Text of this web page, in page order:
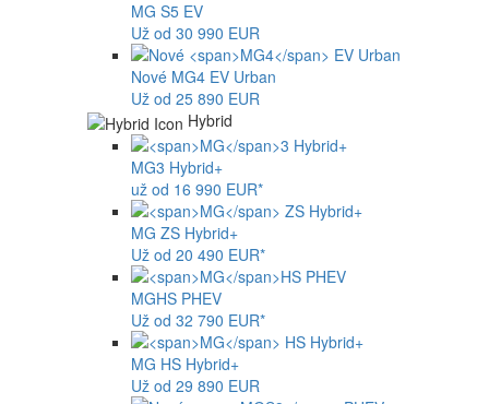
MG S5 EV
Už od 30 990 EUR
Nové MG4 EV Urban
Už od 25 890 EUR
Hybrid
MG3 Hybrid+
už od 16 990 EUR*
MG ZS Hybrid+
Už od 20 490 EUR*
MGHS PHEV
Už od 32 790 EUR*
MG HS Hybrid+
Už od 29 890 EUR